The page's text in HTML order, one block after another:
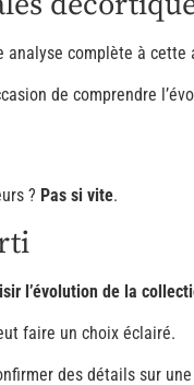
analyse complète à cette
de comprendre
? Pas si vite.
l’évolution de la
faire un choix éclairé.
des détails sur